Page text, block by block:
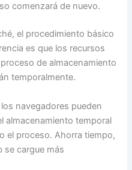
comenzará de nuevo.
el procedimiento básico
es que los recursos
de almacenamiento
temporalmente.
navegadores pueden
almacenamiento temporal
el proceso. Ahorra tiempo,
se cargue más